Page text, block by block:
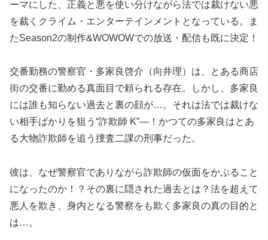
ーマにした、正義と悪を使い分けながら法では裁けない悪
を裁くクライム・エンターテインメントとなっている。ま
たSeason2の制作&WOWOWでの放送・配信も既に決定！
交番勤務の警察官・多家良啓介（向井理）は、とある商店
街の交番に勤める真面目で頼られる存在。しかし、多家良
には誰も知らない過去と裏の顔が…。それは法では裁けな
い相手ばかりを狙う“詐欺師 K”―！かつての多家良はとあ
る大物詐欺師を追う捜査二課の刑事だった。
彼は、なぜ警察官でありながら詐欺師の仮面をかぶること
になったのか！？その裏に隠された過去とは？法を超えて
悪人を欺き、身内となる警察をも欺く多家良の真の目的と
は…。